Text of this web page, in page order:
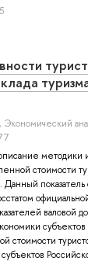
, Экономический
методики
стоимости
показатель
валовой
стоимости
субъектов